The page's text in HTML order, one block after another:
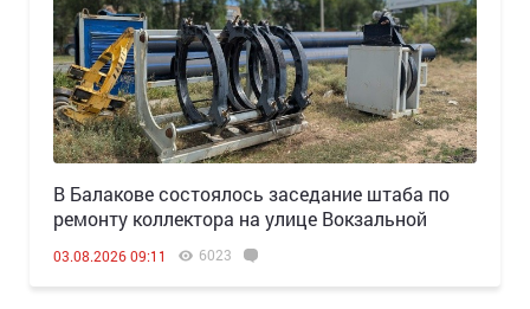
В Балакове состоялось заседание штаба по
ремонту коллектора на улице Вокзальной
03.08.2026 09:11 6023